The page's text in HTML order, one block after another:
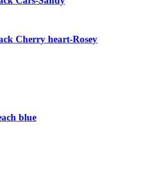
Cherry heart-Rosey
blue